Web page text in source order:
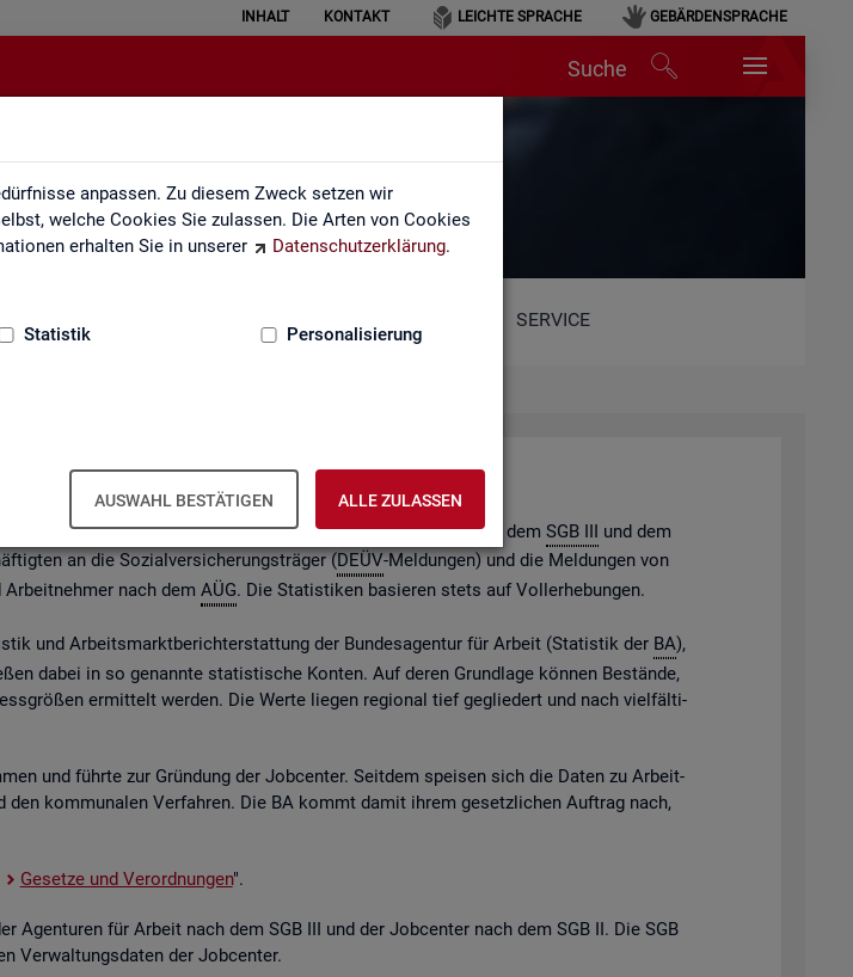
anpassen. Zu diesem Zweck setzen wir
welche Cookies Sie zulassen. Die Arten von Cookies
erhalten Sie in unserer
Datenschutzerklärung.
Statistik Personalisierung
AUSWAHL BESTÄTIGEN ALLE ZULASSEN
INHALT KONTAKT LEICHTE SPRACHE GEBÄRDENSPRACHE
Suche
SERVICE
der Agen­tu­ren für Ar­beit und derJob­cen­ternach dem SGB III und dem
an die So­zi­al­ver­si­che­rungs­trä­ger (DEÜV-Mel­dun­gen) und die Mel­dun­gen von
nach dem AÜG. Die Sta­tis­ti­ken ba­sie­ren stets auf Vol­l­er­he­bun­gen.
und Ar­beits­markt­be­richt­erstat­tung der Bun­des­agen­tur für Ar­beit (Sta­tis­tik der BA),
dabei in so ge­nann­te sta­tis­ti­sche Kon­ten. Auf deren Grund­la­ge kön­nen Be­stän­de,
er­mit­telt wer­den. Die Werte lie­gen re­gio­nal tief ge­glie­dert und nach viel­fäl­ti­
und führ­te zur Grün­dung der Job­cen­ter. Seit­dem spei­sen sich die Daten zu Ar­beit­
kom­mu­na­len Ver­fah­ren. Die BA kommt damit ihrem ge­setz­li­chen Auf­trag nach,
Ge­set­ze und Ver­ord­nun­gen".
für Ar­beit nach dem SGB III und der Job­cen­ter nach dem SGB II. Die SGB
Ver­wal­tungs­da­ten der Job­cen­ter.